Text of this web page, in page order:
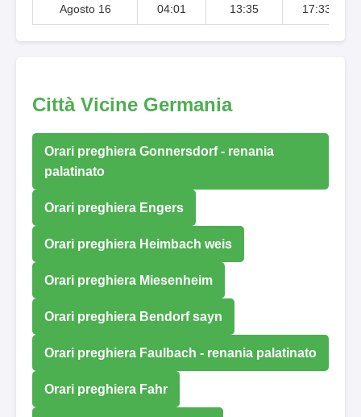
Agosto 16 04:01 13:35 17:33
Città Vicine Germania
Orari preghiera Gonnersdorf - renania
palatinato
Orari preghiera Engers
Orari preghiera Heimbach weis
Orari preghiera Miesenheim
Orari preghiera Bendorf sayn
Orari preghiera Faulbach - renania palatinato
Orari preghiera Fahr